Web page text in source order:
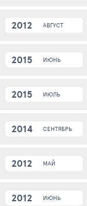
2012 АВГУСТ
2015 ИЮНЬ
2015 ИЮЛЬ
2014 СЕНТЯБРЬ
2012 МАЙ
2012 ИЮНЬ